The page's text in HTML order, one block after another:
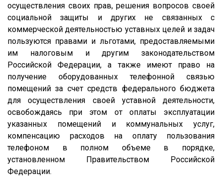
осуществления своих прав, решения вопросов своей
социальной защиты и других не связанных с
коммерческой деятельностью уставных целей и задач
пользуются правами и льготами, предоставляемыми
им налоговым и другим законодательством
Российской Федерации, а также имеют право на
получение оборудованных телефонной связью
помещений за счет средств федерального бюджета
для осуществления своей уставной деятельности,
освобождаясь при этом от оплаты эксплуатации
указанных помещений и коммунальных услуг,
компенсацию расходов на оплату пользования
телефоном в полном объеме в порядке,
установленном Правительством Российской
Федерации.